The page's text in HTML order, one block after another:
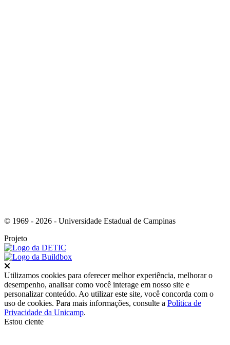
© 1969 - 2026 - Universidade Estadual de Campinas
Projeto
Utilizamos cookies para oferecer melhor experiência, melhorar o
desempenho, analisar como você interage em nosso site e
personalizar conteúdo. Ao utilizar este site, você concorda com o
uso de cookies. Para mais informações, consulte a Política de
Privacidade da Unicamp.
Estou ciente